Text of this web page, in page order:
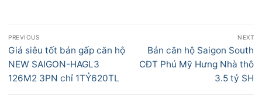
Điều
hướng
bài
viết
PREVIOUS
Previous
post:
Giá siêu tốt bán gấp căn hộ
NEW SAIGON-HAGL3
126M2 3PN chỉ 1TỶ620TL
NEXT
Next
post:
Bán căn hộ Saigon South
CĐT Phú Mỹ Hưng Nhà thô
3.5 tỷ SH